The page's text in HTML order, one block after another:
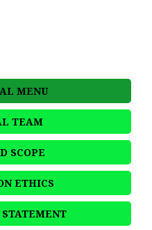
MENU
TEAM
SCOPE
ETHICS
STATEMENT